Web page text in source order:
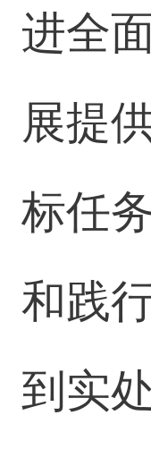
进全
展提
标任
和践
到实